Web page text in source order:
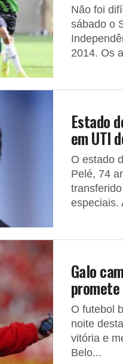
Não foi
sábado o
2014. Os
Estado
em UTI
O estado
Pelé, 74
especiais.
Galo
O futebol
noite
vitória e
Belo...